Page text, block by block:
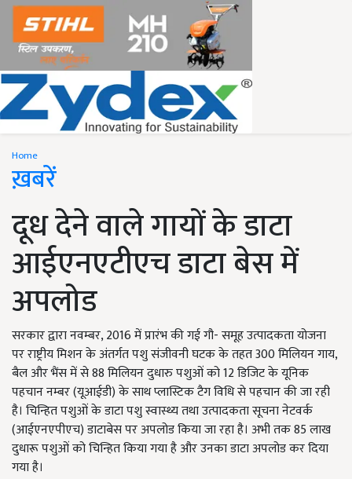
Home
ख़बरें
दूध देने वाले गायों के डाटा
आईएनएटीएच डाटा बेस में
अपलोड
सरकार द्वारा नवम्बर, 2016 में प्रारंभ की गई गौ- समूह उत्पादकता योजना
पर राष्ट्रीय मिशन के अंतर्गत पशु संजीवनी घटक के तहत 300 मिलियन गाय,
बैल और भैंस में से 88 मिलियन दुधारु पशुओं को 12 डिजिट के यूनिक
पहचान नम्बर (यूआईडी) के साथ प्लास्टिक टैग विधि से पहचान की जा रही
है। चिन्हित पशुओं के डाटा पशु स्वास्थ्य तथा उत्पादकता सूचना नेटवर्क
(आईएनएपीएच) डाटाबेस पर अपलोड किया जा रहा है। अभी तक 85 लाख
दुधारू पशुओं को चिन्हित किया गया है और उनका डाटा अपलोड कर दिया
गया है।